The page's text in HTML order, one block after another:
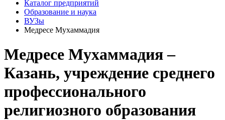
Каталог предприятий
Образование и наука
ВУЗы
Медресе Мухаммадия
Медресе Мухаммадия –
Казань, учреждение среднего
профессионального
религиозного образования